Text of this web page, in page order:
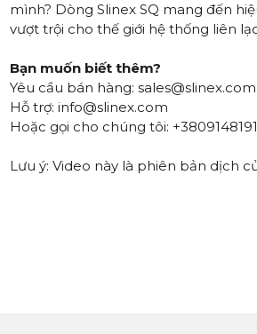
mình? Dòng Slinex SQ mang đến
vượt trội cho thế giới hệ thống liên
Bạn muốn biết thêm?
Yêu cầu bán hàng: sales@slinex.com
Hỗ trợ: info@slinex.com
Hoặc gọi cho chúng tôi:
Lưu ý: Video này là phiên bản dịch